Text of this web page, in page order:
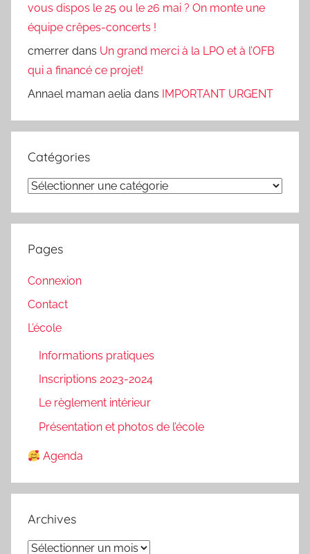
vous dispos le 25 ou le 26 mai ? On monte une
équipe crêpes-concerts !
cmerrer dans Un grand merci à la LPO et à l’OFB
qui a financé ce projet!
Annael maman aelia dans IMPORTANT URGENT
Catégories
Catégories
Pages
Connexion
Contact
L’école
Informations pratiques
Inscriptions 2023-2024
Le règlement intérieur
Présentation et photos de l’école
Agenda
Archives
Archives